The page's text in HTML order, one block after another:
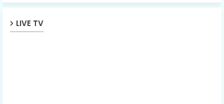
LIVE TV